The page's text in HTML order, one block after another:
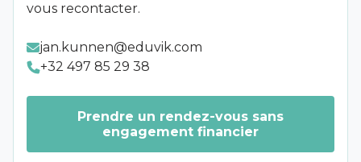
vous recontacter.
jan.kunnen@eduvik.com
+32 497 85 29 38
Prendre un rendez-vous sans
engagement financier